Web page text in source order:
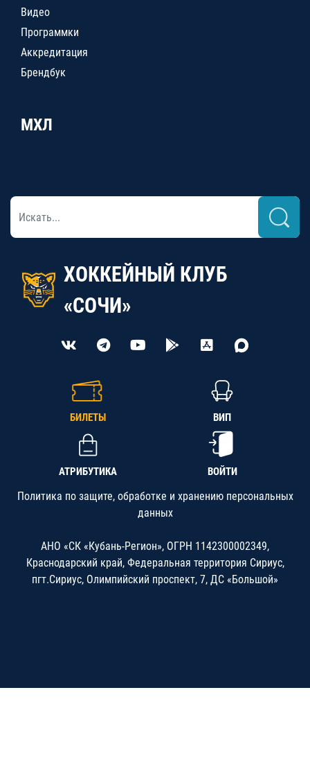
Видео
Программки
Аккредитация
Брендбук
МХЛ
ХОККЕЙНЫЙ КЛУБ
«СОЧИ»
БИЛЕТЫ ВИП
АТРИБУТИКА ВОЙТИ
Политика по защите, обработке и хранению персональных
данных
АНО «СК «Кубань-Регион», ОГРН 1142300002349,
Краснодарский край, Федеральная территория Сириус,
пгт.Сириус, Олимпийский проспект, 7, ДС «Большой»